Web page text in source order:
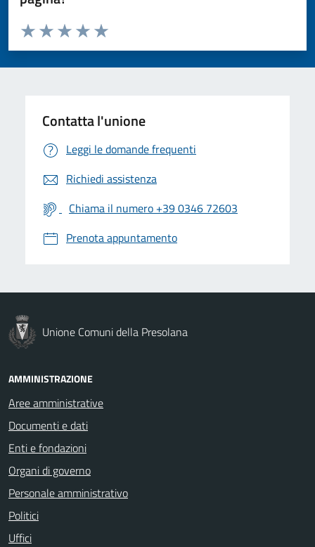
Valuta da 1 a 5 stelle la pagina
Valuta 5 stelle su 5
Valuta 4 stelle su 5
Valuta 3 stelle su 5
Valuta 2 stelle su 5
Valuta 1 stelle su 5
Contatta l'unione
Leggi le domande frequenti
Richiedi assistenza
Chiama il numero +39 0346 72603
Prenota appuntamento
Unione Comuni della Presolana
AMMINISTRAZIONE
Aree amministrative
Documenti e dati
Enti e fondazioni
Organi di governo
Personale amministrativo
Politici
Uffici